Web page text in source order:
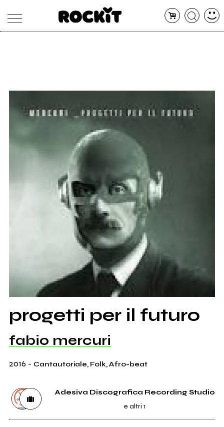
CONCERTI
SHOP
RADIO
progetti per il futuro
fabio mercuri
2016 - Cantautoriale, Folk, Afro-beat
Adesiva Discografica Recording Studio
e altri 1